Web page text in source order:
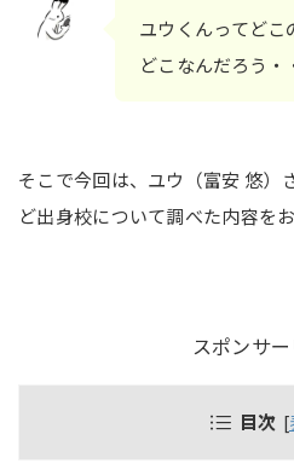
ユウくんってど
どこなんだろう・
そこで今回は、ユウ（富安 悠）
ど出身校について調べた内容を
スポンサ
目次 [